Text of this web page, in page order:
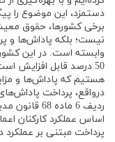
دستمزد، این موضوع را
برخی کشورها، حقوق
نیست؛ بلکه پاداش‌ها و
وابسته است. در این
50 درصد قابل افزایش
هستیم که پاداش‌ها و
درواقع، پرداخت
ردیف 6
اساس عملکرد کارکنان
پرداخت مبتنی بر